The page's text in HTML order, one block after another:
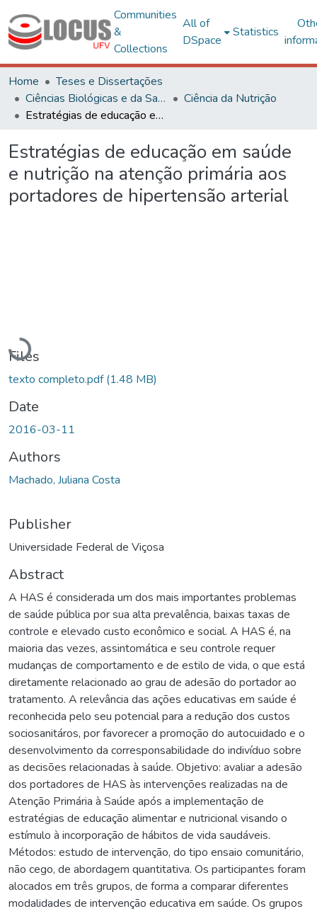
Communities
&
Collections
All of
DSpace
Statistics
Home
Teses e Dissertações
Ciências Biológicas e da Saúde
Ciência da Nutrição
Estratégias de educação em saúde e nutrição na atenção primária aos portadores de hipertensão arterial
Estratégias de educação em saúde
e nutrição na atenção primária aos
portadores de hipertensão arterial
Loading...
Files
texto completo.pdf(1.48 MB)
Date
2016-03-11
Authors
Machado, Juliana Costa
Publisher
Universidade Federal de Viçosa
Abstract
A HAS é considerada um dos mais importantes problemas
de saúde pública por sua alta prevalência, baixas taxas de
controle e elevado custo econômico e social. A HAS é, na
maioria das vezes, assintomática e seu controle requer
mudanças de comportamento e de estilo de vida, o que está
diretamente relacionado ao grau de adesão do portador ao
tratamento. A relevância das ações educativas em saúde é
reconhecida pelo seu potencial para a redução dos custos
sociosanitáros, por favorecer a promoção do autocuidado e o
desenvolvimento da corresponsabilidade do indivíduo sobre
as decisões relacionadas à saúde. Objetivo: avaliar a adesão
dos portadores de HAS às intervenções realizadas na de
Atenção Primária à Saúde após a implementação de
estratégias de educação alimentar e nutricional visando o
estímulo à incorporação de hábitos de vida saudáveis.
Métodos: estudo de intervenção, do tipo ensaio comunitário,
não cego, de abordagem quantitativa. Os participantes foram
alocados em três grupos, de forma a comparar diferentes
modalidades de intervenção educativa em saúde. Os grupos